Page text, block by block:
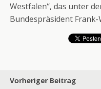
Westfalen“, das unter
Bundespräsident
Vorheriger Beitrag